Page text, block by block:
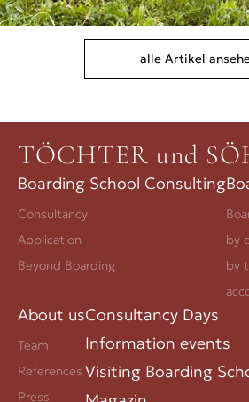
alle Artikel
TÖCHTER und
Boarding School Consulting
Consultancy
Application
Beyond Boarding
by
by
About us
Team
References
Press
Consultancy Days
Information events
Visiting Boarding